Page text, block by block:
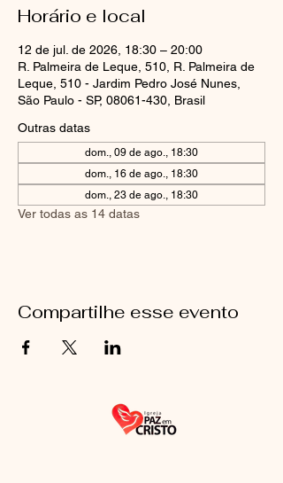
Horário e local
12 de jul. de 2026, 18:30 – 20:00
R. Palmeira de Leque, 510, R. Palmeira de
Leque, 510 - Jardim Pedro José Nunes,
São Paulo - SP, 08061-430, Brasil
Outras datas
dom., 09 de ago., 18:30
dom., 16 de ago., 18:30
dom., 23 de ago., 18:30
Ver todas as 14 datas
Compartilhe esse evento